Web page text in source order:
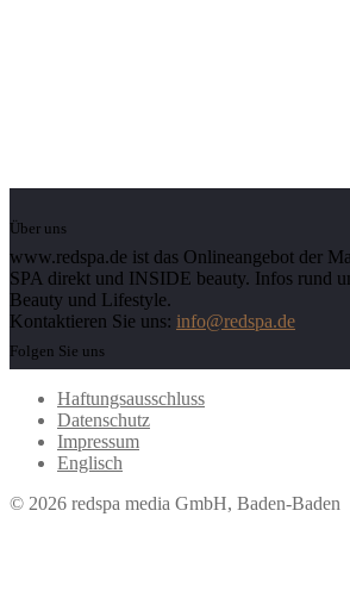
Über uns
www.redspa.de ist das Onlineangebot der
SPA direkt und INSIDE beauty. Infos rund
Beauty und Lifestyle.
Kontaktieren Sie uns: info@redspa.de
Folgen Sie uns
Haftungsausschluss
Datenschutz
Impressum
Englisch
© 2026 redspa media GmbH, Baden-Baden